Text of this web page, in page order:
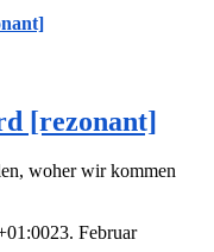
[rezonant]
woher wir kommen
23. Februar